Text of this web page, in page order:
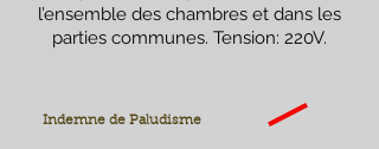
l’ensemble des chambres et dans les
parties communes. Tension: 220V.
Indemne de Paludisme